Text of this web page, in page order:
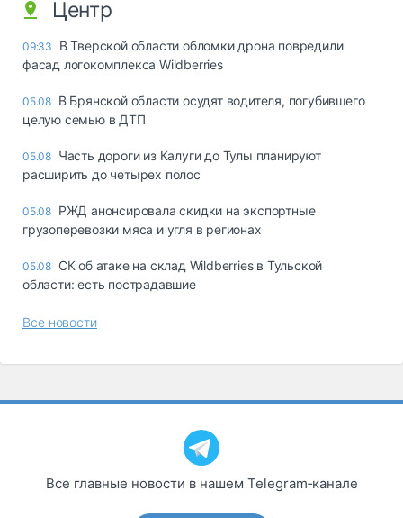
Центр
09:33
В Тверской области обломки дрона повредили
фасад логокомплекса Wildberries
05.08 В Брянской области осудят водителя, погубившего
целую семью в ДТП
05.08 Часть дороги из Калуги до Тулы планируют
расширить до четырех полос
05.08 РЖД анонсировала скидки на экспортные
грузоперевозки мяса и угля в регионах
05.08 СК об атаке на склад Wildberries в Тульской
области: есть пострадавшие
Все новости
Все главные новости в нашем Telegram‑канале